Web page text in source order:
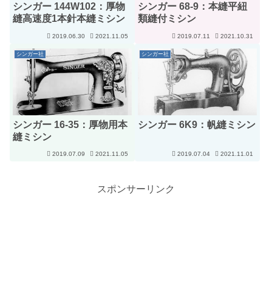
シンガー 144W102：厚物
縫高速度1本針本縫ミシン
2019.06.30 2021.11.05
シンガー 68-9：本縫平紐
類縫付ミシン
2019.07.11 2021.10.31
シンガー社
シンガー 16-35：厚物用本
縫ミシン
2019.07.09 2021.11.05
シンガー社
シンガー 6K9：帆縫ミシン
2019.07.04 2021.11.01
スポンサーリンク